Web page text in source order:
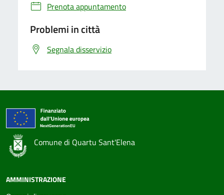
Prenota appuntamento
Problemi in città
Segnala disservizio
Comune di Quartu Sant'Elena
AMMINISTRAZIONE